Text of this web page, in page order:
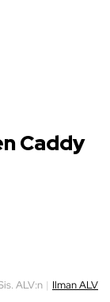
Caddy
ALV:n | Ilman ALV